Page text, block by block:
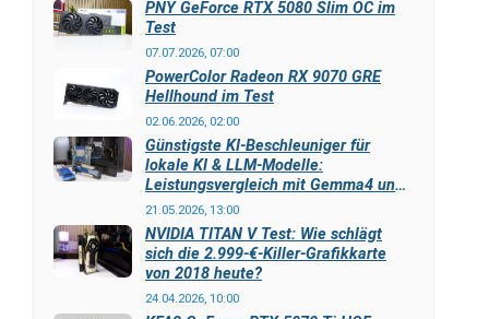
PNY GeForce RTX 5080 Slim OC im
Test
07.07.2026, 07:00
PowerColor Radeon RX 9070 GRE
Hellhound im Test
02.06.2026, 02:00
Günstigste KI-Beschleuniger für
lokale KI & LLM-Modelle:
Leistungsvergleich mit Gemma4 und
LLAMA3
21.05.2026, 13:00
NVIDIA TITAN V Test: Wie schlägt
sich die 2.999-€-Killer-Grafikkarte
von 2018 heute?
24.04.2026, 10:00